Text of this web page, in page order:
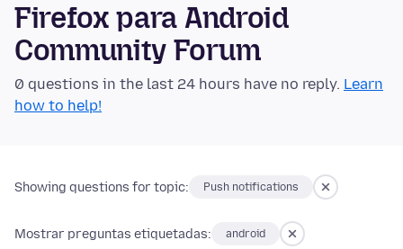
Firefox para Android
Community Forum
0 questions in the last 24 hours have no reply. Learn
how to help!
Showing questions for topic: Push notifications
Mostrar preguntas etiquetadas: android